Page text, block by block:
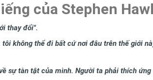
của Stephen
thay đổi".
không thể đi bất cứ nơi đâu trên thế giới
sự tàn tật của mình. Người ta phải thích